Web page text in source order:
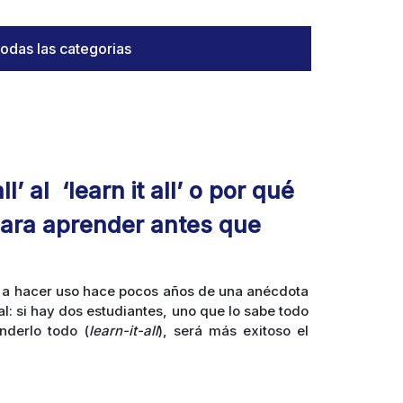
las categorias
al ‘learn it all’ o por qué
aprender antes que
hacer uso hace pocos años de una anécdota
si hay dos estudiantes, uno que lo sabe todo
todo (learn-it-all), será más exitoso el